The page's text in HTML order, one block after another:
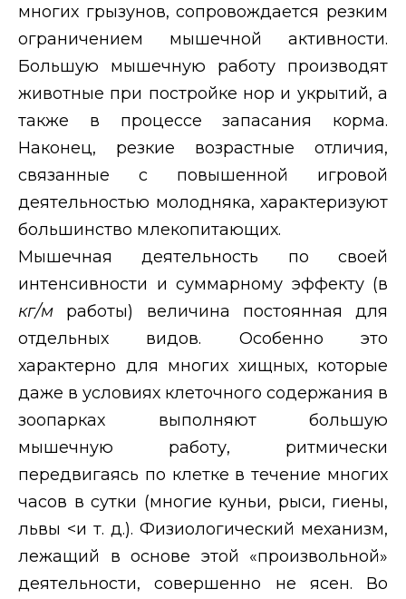
многих грызунов, сопровождается резким
ограничением мышечной активности.
Большую мышечную работу производят
животные при постройке нор и укрытий, а
также в процессе запасания корма.
Наконец, резкие возрастные отличия,
связанные с повышенной игровой
деятельностью молодняка, характеризуют
большинство млекопитающих.
Мышечная деятельность по своей
интенсивности и суммарному эффекту (в
кг/м работы) величина постоянная для
отдельных видов. Особенно это
характерно для многих хищных, которые
даже в условиях клеточного содержания в
зоопарках выполняют большую
мышечную работу, ритмически
передвигаясь по клетке в течение многих
часов в сутки (многие куньи, рыси, гиены,
львы <и т. д.). Физиологический механизм,
лежащий в основе этой «произвольной»
деятельности, совершенно не ясен. Во